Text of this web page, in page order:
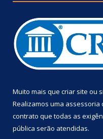
Muito mais que criar site ou
Realizamos uma assessoria
contrato que todas as
pública serão atendidas.